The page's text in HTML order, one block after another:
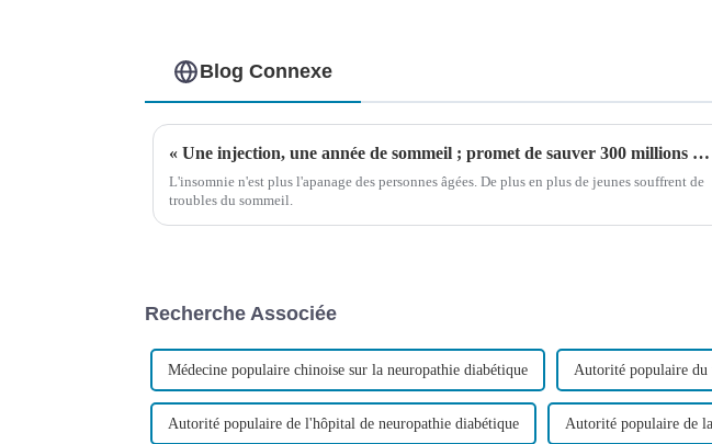
Blog Connexe
« Une injection, une année de sommeil ; promet de sauver 300 millions de patients souffrant d'insomnie chronique. »
L'insomnie n'est plus l'apanage des personnes âgées. De plus en plus de jeunes souffrent de
troubles du sommeil.
Recherche Associée
Médecine populaire chinoise sur la neuropathie diabétique Autorité populaire du
Autorité populaire de l'hôpital de neuropathie diabétique Autorité populaire de